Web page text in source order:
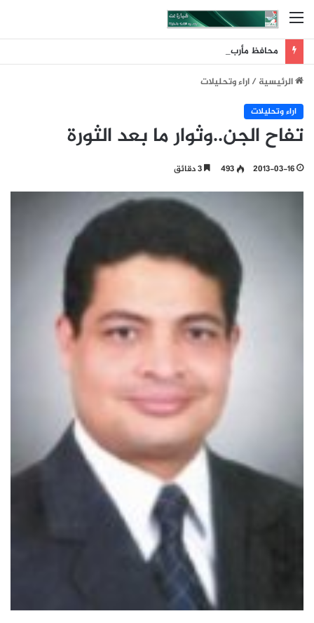
القائمة
الرئيسية/اراء وتحليلات
اراء وتحليلات
تفاح الجن..وثوار ما بعد الثورة
2013-03-16
493